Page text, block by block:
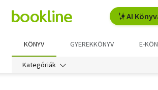
AI
KÖNYV GYEREKKÖNYV E-
Kategóriák